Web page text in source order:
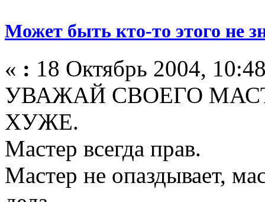
Может быть кто-то этого не
« : 18 Октябрь 2004,
УВАЖАЙ СВОЕГО
ХУЖЕ.
Мастер всегда прав.
Мастер не опаздывает,